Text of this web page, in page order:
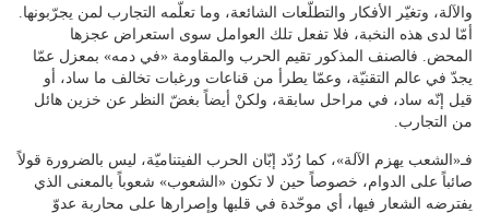
والآلة، وتغيّر الأفكار والتطلّعات الشائعة، وما تعلّمه التجارب لمن يجرّبونها.
أمّا لدى هذه النخبة، فلا تفعل تلك العوامل سوى استعراض عجزها
المحض. فالصنف المذكور تقيم الحرب والمقاومة «في دمه» بمعزل عمّا
يجدّ في عالم التقنيّة، وعمّا يطرأ من قناعات ورغبات تخالف ما ساد، أو
قيل إنّه ساد، في مراحل سابقة، ولكنْ أيضاً بغضّ النظر عن خزين هائل
من التجارب.
فـ«الشعب يهزم الآلة»، كما رُدّد إبّان الحرب الفيتناميّة، ليس بالضرورة قولاً
صائباً على الدوام، خصوصاً حين لا تكون «الشعوب» شعوباً بالمعنى الذي
يفترضه الشعار فيها، أي موحّدة في قلبها وإصرارها على محاربة عدوّ